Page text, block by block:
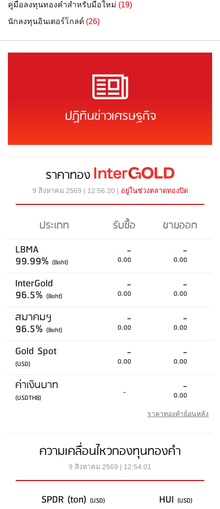
คู่มือลงทุนทองคำสำหรับมือใหม่ (19)
นักลงทุนอินเตอร์โกลด์ (26)
ปฏิทินข่าวเศรษฐกิจ
ราคาทอง
9 สิงหาคม 2569 | 12:56:20 | อยู่ในช่วงตลาดทองปิด
ประเภท รับซื้อ
ขายออก
LBMA
99.99% (Baht)
-
0.00
-
0.00
InterGold
96.5% (Baht)
-
0.00
-
0.00
สมาคมฯ
96.5% (Baht)
-
0.00
-
0.00
Gold Spot
(USD)
-
0.00
-
0.00
ค่าเงินบาท
(USDTHB) - -
0.00
ราคาทองคำย้อนหลัง
ความเคลื่อนไหวกองทุนทองคำ
9 สิงหาคม 2569 | 12:54:01
SPDR (ton) (USD) HUI (USD)